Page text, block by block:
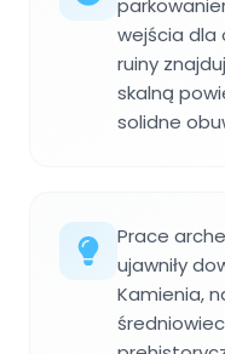
wejścia dla
ruiny
skalną
solidne
Prace
ujawniły
Kamienia,